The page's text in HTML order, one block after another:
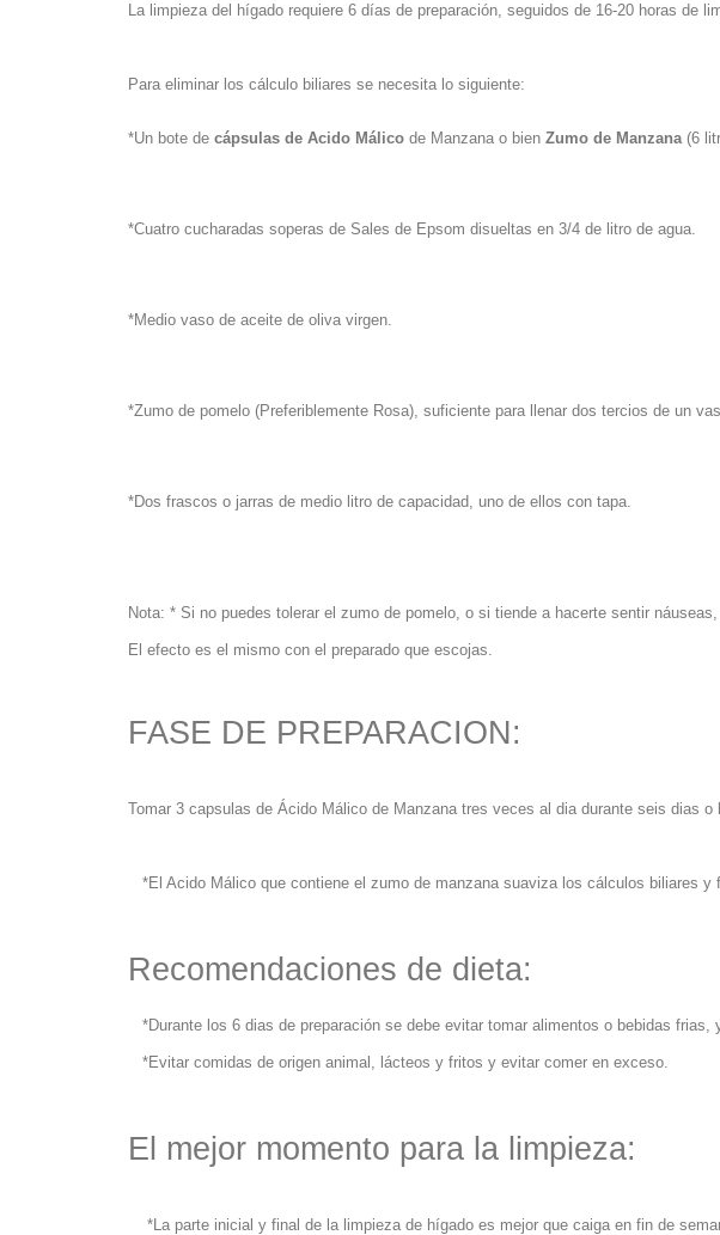
La limpieza del hígado requiere 6 días de preparación, seguidos de 16-20 horas de
Para eliminar los cálculo biliares se necesita lo siguiente:
*Un bote de cápsulas de Acido Málico de Manzana o bien Zumo de Manzana(6
*Cuatro cucharadas soperas de Sales de Epsom disueltas en 3/4 de litro de agua.
*Medio vaso de aceite de oliva virgen.
*Zumo de pomelo (Preferiblemente Rosa), suficiente para llenar dos tercios de un
*Dos frascos o jarras de medio litro de capacidad, uno de ellos con tapa.
Nota: * Si no puedes tolerar el zumo de pomelo, o si tiende a hacerte sentir
El efecto es el mismo con el preparado que escojas.
FASE DE PREPARACION:
Tomar 3 capsulas de Ácido Málico de Manzana tres veces al dia durante seis dias
*El Acido Málico que contiene el zumo de manzana suaviza los cálculos biliares y
Recomendaciones de dieta:
*Durante los 6 dias de preparación se debe evitar tomar alimentos o bebidas
*Evitar comidas de origen animal, lácteos y fritos y evitar comer en exceso.
El mejor momento para la limpieza:
*La parte inicial y final de la limpieza de hígado es mejor que caiga en fin de